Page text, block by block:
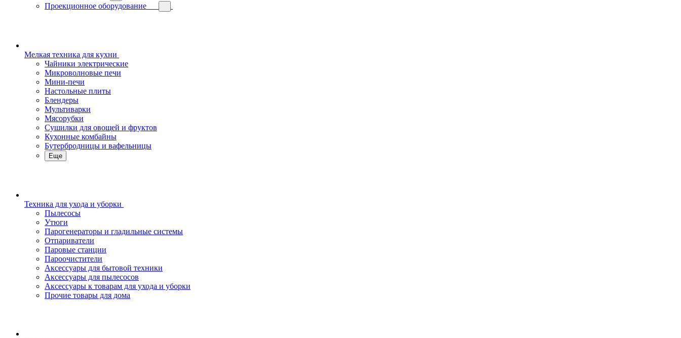
Проекционное оборудование
Мелкая техника для кухни
Чайники электрические
Микроволновые печи
Мини-печи
Настольные плиты
Блендеры
Мультиварки
Мясорубки
Сушилки для овощей и фруктов
Кухонные комбайны
Бутербродницы и вафельницы
Еще
Техника для ухода и уборки
Пылесосы
Утюги
Парогенераторы и гладильные системы
Отпариватели
Паровые станции
Пароочистители
Аксессуары для бытовой техники
Аксессуары для пылесосов
Аксессуары к товарам для ухода и уборки
Прочие товары для дома